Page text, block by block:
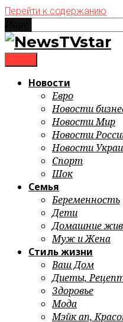
Перейти к содержанию
Новости
Евро
Новости
Новости Мир
Новости
Новости
Спорт
Шок
Семья
Беременность
Дети
Домашние
Муж и Жена
Стиль жизни
Ваш Дом
Диеты,
Здоровье
Мода
Мэйк ап,